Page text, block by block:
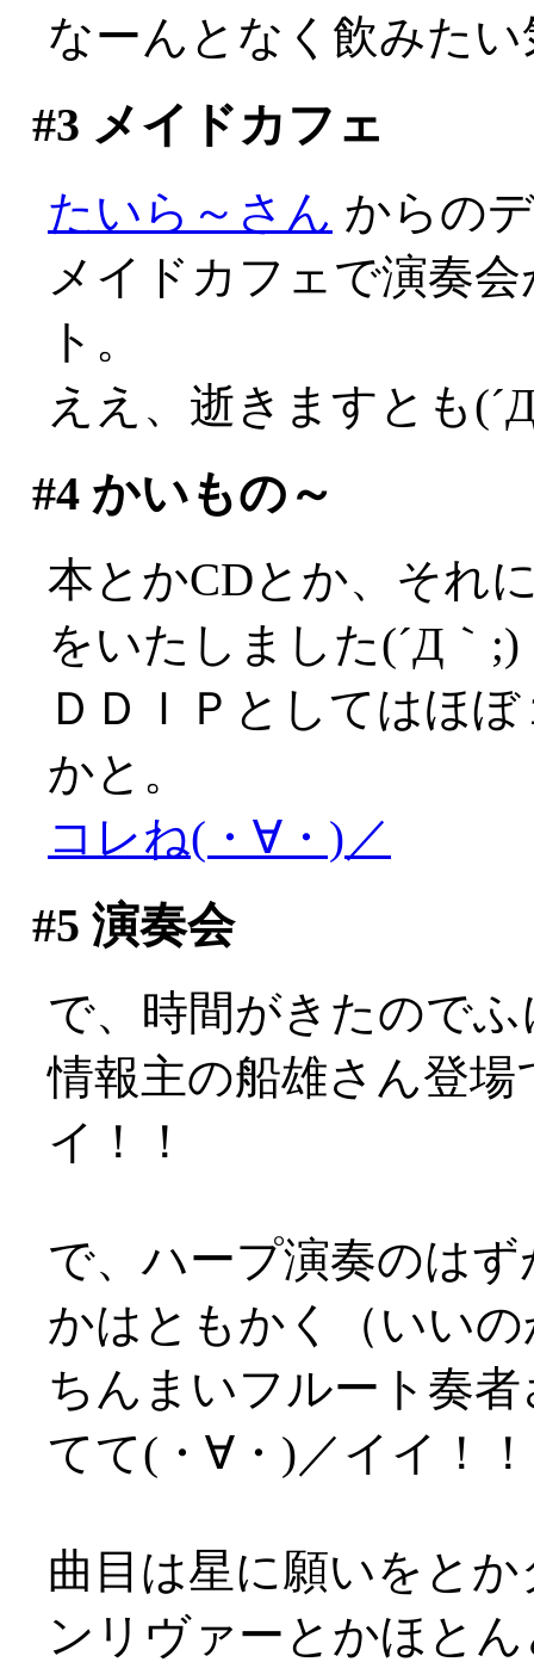
なーんとなく飲みた
#3 メイドカフェ
たいら～さん からの
メイドカフェで演奏
ト。
ええ、逝きますとも
#4かいもの～
本とかCDとか、それ
をいたしました(´Д｀;)
ＤＤＩＰとしてはほ
かと。
コレね(・∀・)／
#5 演奏会
で、時間がきたので
情報主の船雄さん登
イ！！
で、ハープ演奏のは
かはともかく（いい
ちんまいフルート奏
てて(・∀・)／イイ！！
曲目は星に願いをと
ンリヴァーとかほと